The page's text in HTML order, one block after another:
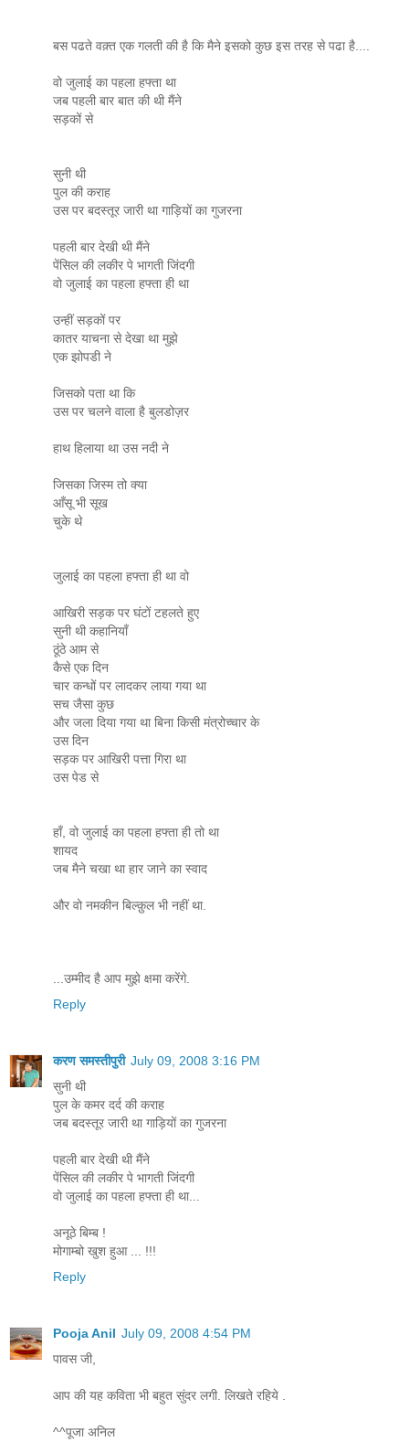
बस पढते वक़्त एक गलती की है कि मैने इसको कुछ इस तरह से पढा है....
वो जुलाई का पहला हफ्ता था
जब पहली बार बात की थी मैंने
सड़कों से
सुनी थी
पुल की कराह
उस पर बदस्तूर जारी था गाड़ियों का गुजरना
पहली बार देखी थी मैंने
पेंसिल की लकीर पे भागती जिंदगी
वो जुलाई का पहला हफ्ता ही था
उन्हीं सड़कों पर
कातर याचना से देखा था मुझे
एक झोपडी ने
जिसको पता था कि
उस पर चलने वाला है बुलडोज़र
हाथ हिलाया था उस नदी ने
जिसका जिस्म तो क्या
आँसू भी सूख
चुके थे
जुलाई का पहला हफ्ता ही था वो
आखिरी सड़क पर घंटों टहलते हुए
सुनी थी कहानियाँ
ठूंठे आम से
कैसे एक दिन
चार कन्धों पर लादकर लाया गया था
सच जैसा कुछ
और जला दिया गया था बिना किसी मंत्रोच्चार के
उस दिन
सड़क पर आखिरी पत्ता गिरा था
उस पेड से
हाँ, वो जुलाई का पहला हफ्ता ही तो था
शायद
जब मैने चखा था हार जाने का स्वाद
और वो नमकीन बिल्क़ुल भी नहीं था.
...उम्मीद है आप मुझे क्षमा करेंगे.
Reply
करण समस्तीपुरी July 09, 2008 3:16 PM
सुनी थी
पुल के कमर दर्द की कराह
जब बदस्तूर जारी था गाड़ियों का गुजरना
पहली बार देखी थी मैंने
पेंसिल की लकीर पे भागती जिंदगी
वो जुलाई का पहला हफ्ता ही था...
अनूठे बिम्ब !
मोगाम्बो खुश हुआ ... !!!
Reply
Pooja Anil July 09, 2008 4:54 PM
पावस जी,
आप की यह कविता भी बहुत सुंदर लगी. लिखते रहिये .
^^पूजा अनिल